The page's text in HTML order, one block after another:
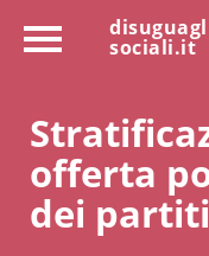
sociali.it
offerta
dei